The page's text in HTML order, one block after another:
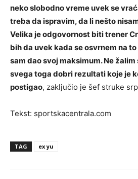
neko slobodno vreme uvek se
treba da ispravim, da li nešto
Velika je odgovornost biti trener
bih da uvek kada se osvrnem na
sam dao svoj maksimum. Ne
svega toga dobri rezultati koje je
postigao, zaključio je šef struke
Tekst: sportskacentrala.com
TAG ex yu